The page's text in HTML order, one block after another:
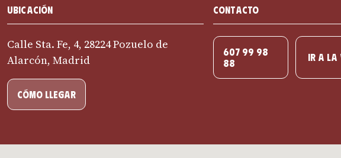
Ubicación
Calle Sta. Fe, 4, 28224 Pozuelo de
Alarcón, Madrid
cómo llegar
Contacto
607 99 98
88
IR A LA